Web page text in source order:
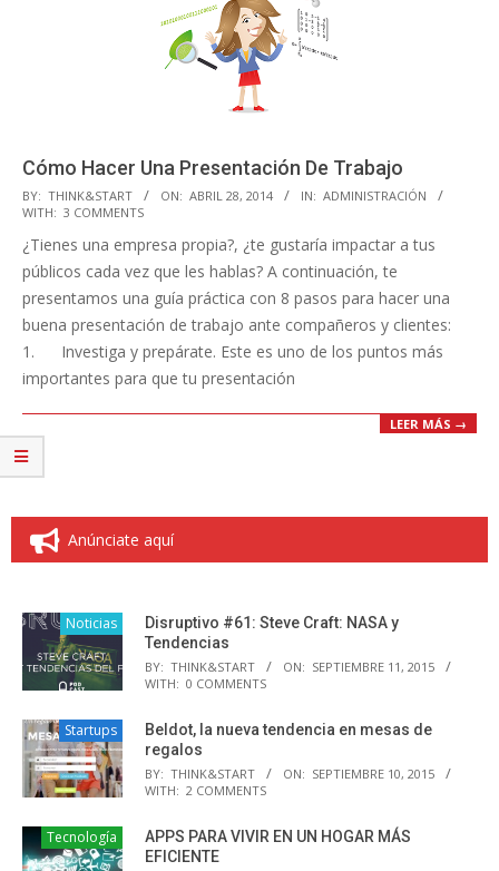
Cómo Hacer Una Presentación De Trabajo
2014-
04-
28
BY: THINK&START ON: ABRIL 28, 2014 IN: ADMINISTRACIÓN
WITH: 3 COMMENTS
¿Tienes una empresa propia?, ¿te gustaría impactar a tus
públicos cada vez que les hablas? A continuación, te
presentamos una guía práctica con 8 pasos para hacer una
buena presentación de trabajo ante compañeros y clientes:
1. Investiga y prepárate. Este es uno de los puntos más
importantes para que tu presentación
LEER MÁS →
Anúnciate aquí
Noticias
Disruptivo #61: Steve Craft: NASA y
Tendencias
BY: THINK&START ON: SEPTIEMBRE 11, 2015
WITH: 0 COMMENTS
Startups
Beldot, la nueva tendencia en mesas de
regalos
BY: THINK&START ON: SEPTIEMBRE 10, 2015
WITH: 2 COMMENTS
Tecnología
APPS PARA VIVIR EN UN HOGAR MÁS
EFICIENTE